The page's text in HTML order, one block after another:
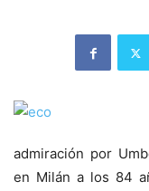
admiración por
en Milán a los 84